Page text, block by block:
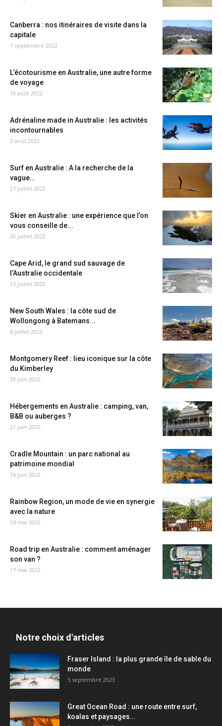
Canberra : nos itinéraires de visite dans la
capitale
7 septembre 2022
L’écotourisme en Australie, une autre forme
de voyage
10 août 2022
Adrénaline made in Australie : les activités
incontournables
3 août 2022
Surf en Australie : A la recherche de la
vague...
27 juillet 2022
Skier en Australie : une expérience que l’on
vous conseille de...
20 juillet 2022
Cape Arid, le grand sud sauvage de
l’Australie occidentale
13 juillet 2022
New South Wales : la côte sud de
Wollongong à Batemans...
6 juillet 2022
Montgomery Reef : lieu iconique sur la côte
du Kimberley
29 juin 2022
Hébergements en Australie : camping, van,
B&B ou auberges ?
21 juin 2022
Cradle Mountain : un parc national au
patrimoine mondial
16 juin 2022
Rainbow Region, un mode de vie en synergie
avec la nature
24 mai 2022
Road trip en Australie : comment aménager
son van ?
17 mai 2022
Notre choix d'articles
Fraser Island : la plus grande île de sable du
monde
5 septembre 2023
Great Ocean Road : une route entre surf,
koalas et paysages...